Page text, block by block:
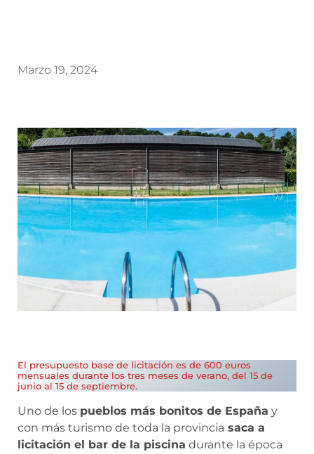
Marzo 19, 2024
El presupuesto base de licitación es de 600 euros
mensuales durante los tres meses de verano, del 15 de
junio al 15 de septiembre.
Uno de los pueblos más bonitos de España y
con más turismo de toda la provincia saca a
licitación el bar de la piscina durante la época